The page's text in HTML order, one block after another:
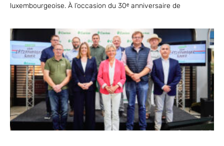
luxembourgeoise. À l’occasion du 30ᵉ anniversaire de